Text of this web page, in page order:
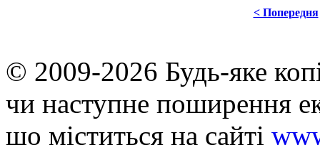
< Попередня
© 2009-2026 Будь-яке
чи наступне поширення
що мiститься на сайті